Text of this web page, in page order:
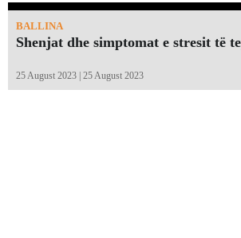
BALLINA
Shenjat dhe simptomat e stresit të
25 August 2023 | 25 August 2023